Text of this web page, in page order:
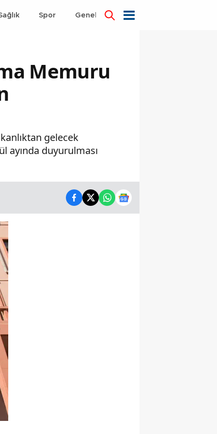
Spor Genel Dünya
Memuru
gelecek
ayında duyurulması